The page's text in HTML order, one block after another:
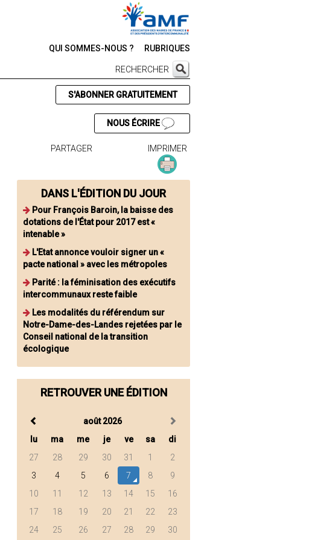
QUI SOMMES-NOUS ? RUBRIQUES
RECHERCHER
S'ABONNER GRATUITEMENT
NOUS ÉCRIRE
PARTAGER IMPRIMER
DANS L'ÉDITION DU JOUR
Pour François Baroin, la baisse des
dotations de l'État pour 2017 est «
intenable »
L'Etat annonce vouloir signer un «
pacte national » avec les métropoles
Parité : la féminisation des exécutifs
intercommunaux reste faible
Les modalités du référendum sur
Notre-Dame-des-Landes rejetées par le
Conseil national de la transition
écologique
RETROUVER UNE ÉDITION
août 2026
lu
ma me je ve sa
di
27
28 29 30 31 1
2
3
4 5 6 7 8
9
10
11 12 13 14 15
16
17
18 19 20 21 22
23
24
25 26 27 28 29
30